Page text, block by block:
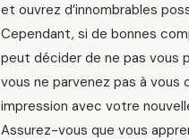
et ouvrez d’innombrables
Cependant, si de bonnes
peut décider de ne pas vous
vous ne parvenez pas à vous
impression avec votre
Assurez-vous que vous